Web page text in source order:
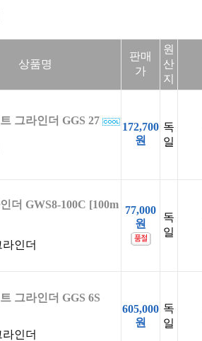
상품명
판매
가
원
산
지
그라인더 GGS 27
172,700
원
독
일
더 GWS8-100C [100m
인더
77,000
원
독
일
그라인더 GGS 6S
인더
605,000
원
독
일